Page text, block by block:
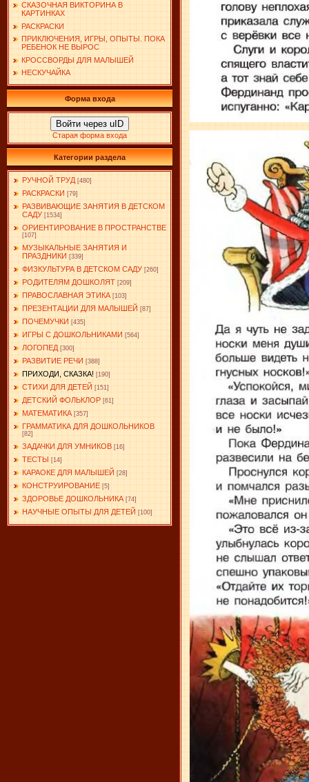
СКАЗОЧНАЯ ВИКТОРИНА В
КАРТИНКАХ
РАСКРАСКИ
ПРИКЛЮЧЕНИЯ, ИГРЫ, ОПЫТЫ. ПОКА
РЕБЕНОК НЕ ВЫРОС
КРОССВОРДЫ ДЛЯ МАЛЫШЕЙ
НЕСКУЧАЙКА
Форма входа
Войти через uID
Старая форма входа
Категории раздела
РУЧНОЙ ТРУД [480]
РАСКРАСКИ [79]
РАЗВИВАЮЩИЕ ЗАНЯТИЯ В ДЕТСКОМ
САДУ [1534]
ОРИЕНТИРОВАНИЕ В ПРОСТРАНСТВЕ
[107]
МУЗЫКАЛЬНЫЕ ЗАНЯТИЯ И
ПРАЗДНИКИ [339]
ФИЗКУЛЬТУРА В ДЕТСКОМ САДУ [260]
РОДИТЕЛЯМ ДОШКОЛЯТ [209]
ПРАВОСЛАВНАЯ ЭТИКА [103]
ПРЕЗЕНТАЦИИ ДЛЯ МАЛЫШЕЙ [87]
ПОЧЕМУЧКИ [435]
ИГРЫ С ДОШКОЛЬНИКАМИ [564]
ЛОГОПЕД [300]
РАЗВИТИЕ РЕЧИ [388]
ПРИХОДИ, СКАЗКА! [190]
СТИХИ ДЛЯ ДЕТЕЙ [151]
ДЕТСКИЙ ФОЛЬКЛОР [61]
МАТЕМАТИКА [357]
ГРАММАТИКА ДЛЯ ДОШКОЛЬНИКОВ
[82]
ЗАДАЧКИ ДЛЯ УМНИКОВ [16]
ТЕСТЫ [14]
КАРАОКЕ ДЛЯ МАЛЫШЕЙ [28]
КОНСТРУИРОВАНИЕ [5]
ЗДОРОВЬЕ ДОШКОЛЬНИКА [74]
НАУЧНЫЕ ОПЫТЫ ДЛЯ ДЕТЕЙ [100]